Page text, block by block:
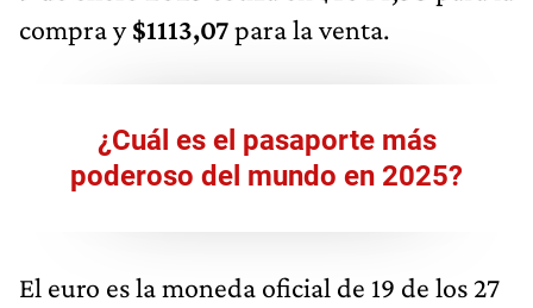
compra y$1113,07para la venta.
¿Cuál es el pasaporte más
poderoso del mundo en 2025?
El euro es la moneda oficial de 19 de los 27